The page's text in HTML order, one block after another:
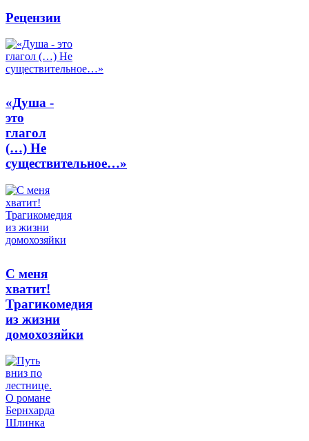
Рецензии
«Душа -
это
глагол
(…) Не
существительное…»
С меня
хватит!
Трагикомедия
из жизни
домохозяйки